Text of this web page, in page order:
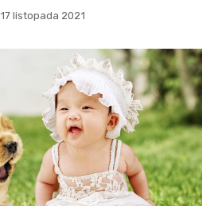
17 listopada 2021